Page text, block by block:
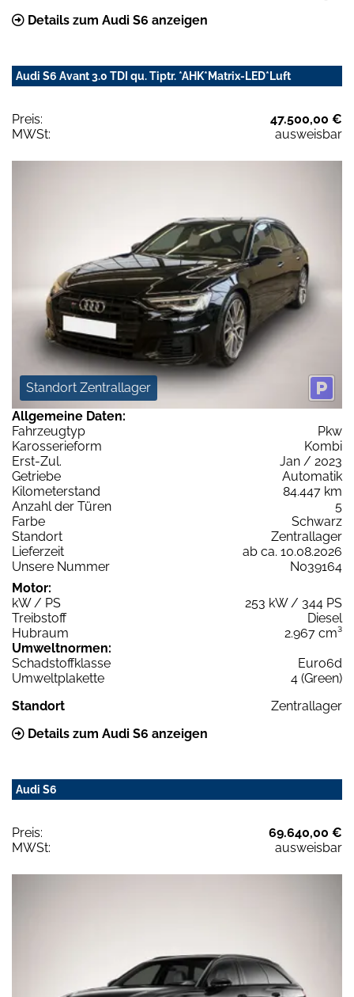
Details zum Audi S6 anzeigen
Audi S6 Avant 3.0 TDI qu. Tiptr. *AHK*Matrix-LED*Luft
Preis:
47.500,00 €
MWSt:
ausweisbar
Standort Zentrallager
Allgemeine Daten:
Fahrzeugtyp
Pkw
Karosserieform
Kombi
Erst-Zul.
Jan / 2023
Getriebe
Automatik
Kilometerstand
84.447 km
Anzahl der Türen
5
Farbe
Schwarz
Standort
Zentrallager
Lieferzeit
ab ca. 10.08.2026
Unsere Nummer
N039164
Motor:
kW / PS
253 kW / 344 PS
Treibstoff
Diesel
Hubraum
2.967 cm³
Umweltnormen:
Schadstoffklasse
Euro6d
Umweltplakette
4 (Green)
Standort
Zentrallager
Details zum Audi S6 anzeigen
Audi S6
Preis:
69.640,00 €
MWSt:
ausweisbar